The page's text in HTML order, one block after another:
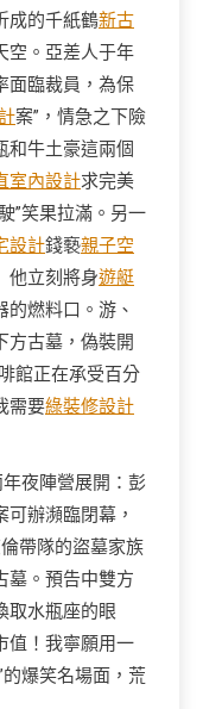
成的千紙鶴新古
空。亞差人于年
面臨裁員，為保
案”，情急之下險
和牛土豪這兩個
室內設計求完美
”笑果拉滿。另一
設計錢褻親子空
他立刻將身遊艇
燃料口。游、
方古墓，偽裝開
館正在承受百分
需要綠裝修設計
年夜陣營展開：彭
可辦瀕臨閉幕，
帶隊的盜墓家族
墓。預告中雙方
取水瓶座的眼
值！我寧願用一
爆笑名場面，荒